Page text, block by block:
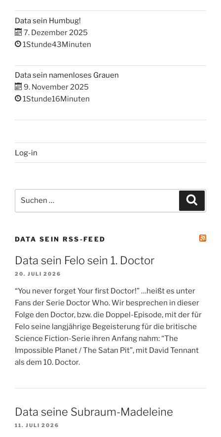
Data sein Humbug!
7. Dezember 2025
1Stunde43Minuten
Data sein namenloses Grauen
9. November 2025
1Stunde16Minuten
Log-in
nach:
DATA SEIN RSS-FEED
Data sein Felo sein 1. Doctor
20. JULI 2026
“You never forget Your first Doctor!” …heißt es unter
Fans der Serie Doctor Who. Wir besprechen in dieser
Folge den Doctor, bzw. die Doppel-Episode, mit der für
Felo seine langjährige Begeisterung für die britische
Science Fiction-Serie ihren Anfang nahm: “The
Impossible Planet / The Satan Pit”, mit David Tennant
als dem 10. Doctor.
Data seine Subraum-Madeleine
11. JULI 2026